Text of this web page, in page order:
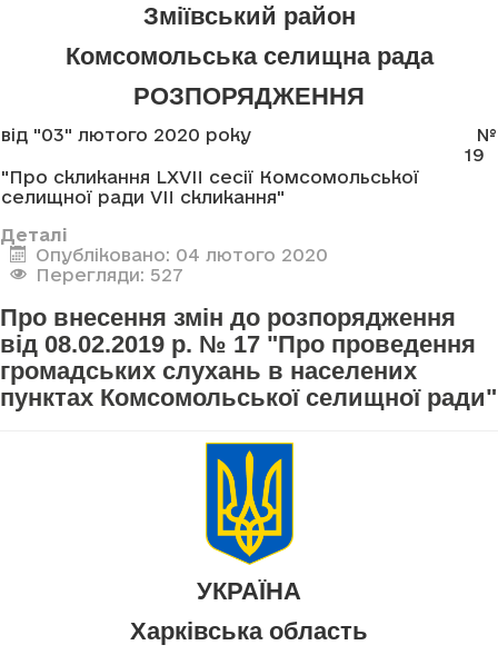
Зміївський район
Комсомольська селищна рада
РОЗПОРЯДЖЕННЯ
від "03" лютого 2020 року
№
19
"Про скликання LXVII сесії Комсомольської
селищної ради VII скликання"
Деталі
Опубліковано: 04 лютого 2020
Перегляди: 527
Про внесення змін до розпорядження
від 08.02.2019 р. № 17 "Про проведення
громадських слухань в населених
пунктах Комсомольської селищної ради"
УКРАЇНА
Харківська область